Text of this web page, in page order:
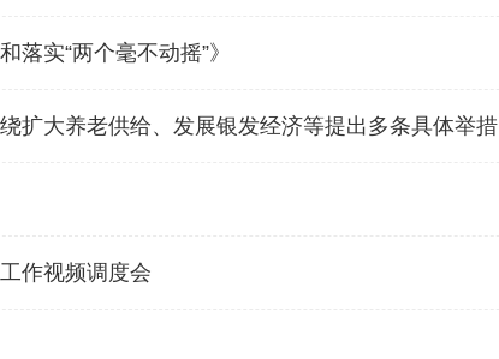
落实“两个毫不动摇”》
扩大养老供给、发展银发经济等提出多条具体举措
作视频调度会